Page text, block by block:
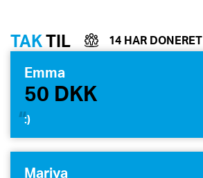
TAKTIL 14 HAR DONERET
Emma
50 DKK
:)
Mariya